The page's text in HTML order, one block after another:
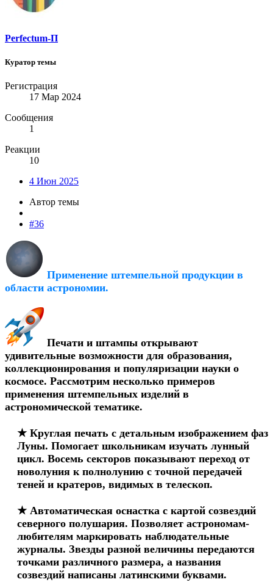
Perfectum-П
Куратор темы
Регистрация
17 Мар 2024
Сообщения
1
Реакции
10
4 Июн 2025
Автор темы
#36
Применение штемпельной продукции в
области астрономии.
Печати и штампы открывают
удивительные возможности для образования,
коллекционирования и популяризации науки о
космосе. Рассмотрим несколько примеров
применения штемпельных изделий в
астрономической тематике.
★ Круглая печать с детальным изображением фаз
Луны. Помогает школьникам изучать лунный
цикл. Восемь секторов показывают переход от
новолуния к полнолунию с точной передачей
теней и кратеров, видимых в телескоп.
★ Автоматическая оснастка с картой созвездий
северного полушария. Позволяет астрономам-
любителям маркировать наблюдательные
журналы. Звезды разной величины передаются
точками различного размера, а названия
созвездий написаны латинскими буквами.